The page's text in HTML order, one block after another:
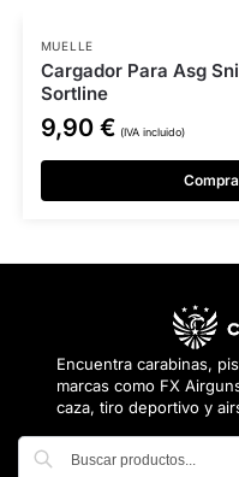
MUELLE
Cargador Para Asg
Sortline
9,90 € (IVA incluido)
Encuentra carabinas,
marcas como FX
caza, tiro deportivo y